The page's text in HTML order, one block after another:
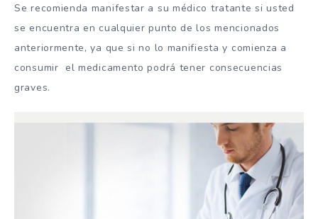
Se recomienda manifestar a su médico tratante si usted
se encuentra en cualquier punto de los mencionados
anteriormente, ya que si no lo manifiesta y comienza a
consumir el medicamento podrá tener consecuencias
graves.